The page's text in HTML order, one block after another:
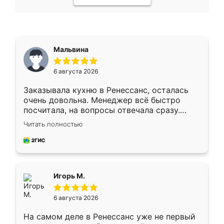
Мальвина
6 августа 2026
Заказывала кухню в Ренессанс, осталась
очень довольна. Менеджер всё быстро
посчитала, на вопросы отвечала сразу.
Замерщик приехал в субботу, подошёл к
делу со всей ответственностью. Собрали
за день, ребята работали аккуратно, даже
Читать полностью
Игорь М.
6 августа 2026
На самом деле в Ренессанс уже не первый